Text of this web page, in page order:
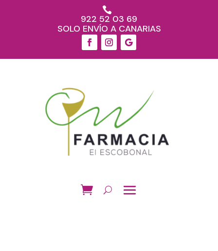

922 52 03 69
SOLO ENVÍO A CANARIAS